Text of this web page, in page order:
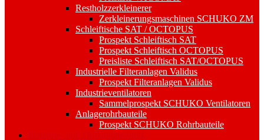
Restholzzerkleinerer
Zerkleinerungsmaschinen SCHUKO ZM
Schleiftische SAT / OCTOPUS
Prospekt Schleiftisch SAT
Prospekt Schleiftisch OCTOPUS
Preisliste Schleiftisch SAT/OCTOPUS
Industrielle Filteranlagen Validus
Prospekt Filteranlagen Validus
Industrieventilatoren
Sammelprospekt SCHUKO Ventilatoren
Anlagerohrbauteile
Prospekt SCHUKO Rohrbauteile